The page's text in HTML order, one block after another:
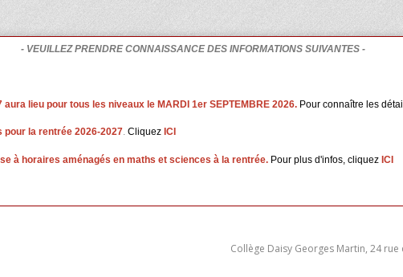
- VEUILLEZ PRENDRE CONNAISSANCE DES INFORMATIONS SUIVANTES -
aura lieu pour tous les niveaux le MARDI 1er SEPTEMBRE 2026. Pour connaître les
pour la rentrée 2026-2027. Cliquez ICI
à horaires aménagés en maths et sciences à la rentrée. Pour plus d'infos, cliquez ICI
Collège Daisy Georges Martin, 24